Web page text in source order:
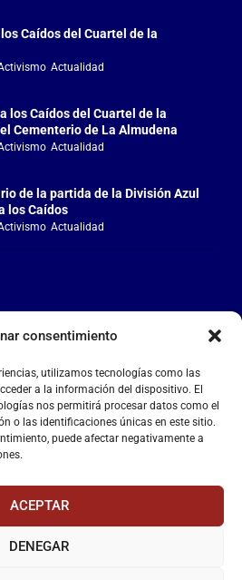
consentimiento
utilizamos tecnologías como las
a la información del dispositivo. El
nos permitirá procesar datos como el
o las identificaciones únicas en este sitio.
puede afectar negativamente a
ACEPTAR
DENEGAR
Caídos del Cuartel de la
,Actualidad
los Caídos del Cuartel de la
Cementerio de La Almudena
,Actualidad
de la partida de la División Azul
los Caídos
,Actualidad